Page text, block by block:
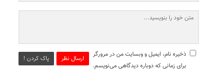
ارسال نظر پاک کردن !
ذخیره نام، ایمیل و وبسایت من در مرورگر
برای زمانی که دوباره دیدگاهی می‌نویسم.